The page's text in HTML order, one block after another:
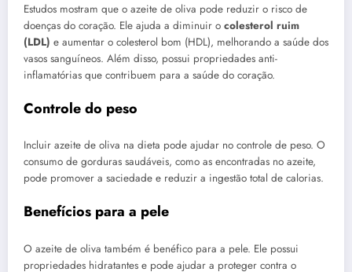
Estudos mostram que o azeite de oliva pode reduzir o risco de
doenças do coração. Ele ajuda a diminuir o colesterol ruim
(LDL) e aumentar o colesterol bom (HDL), melhorando a saúde dos
vasos sanguíneos. Além disso, possui propriedades anti-
inflamatórias que contribuem para a saúde do coração.
Controle do peso
Incluir azeite de oliva na dieta pode ajudar no controle de peso. O
consumo de gorduras saudáveis, como as encontradas no azeite,
pode promover a saciedade e reduzir a ingestão total de calorias.
Benefícios para a pele
O azeite de oliva também é benéfico para a pele. Ele possui
propriedades hidratantes e pode ajudar a proteger contra o